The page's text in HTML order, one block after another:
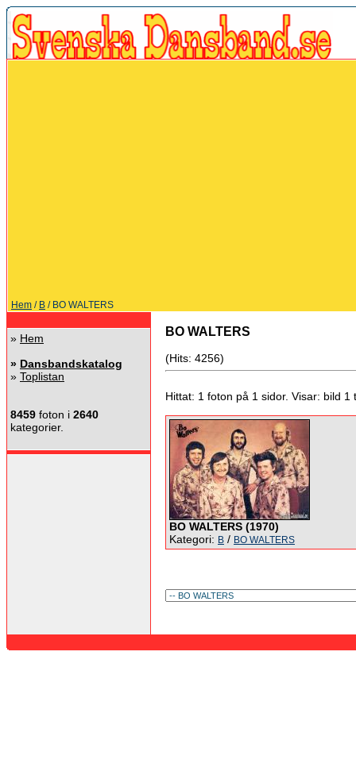
Hem / B / BO WALTERS
» Hem
» Dansbandskatalog
» Toplistan
8459 foton i 2640
kategorier.
BO WALTERS
(Hits: 4256)
Hittat: 1 foton på 1 sidor. Visar: bild 1
BO WALTERS (1970)
Kategori: B / BO WALTERS